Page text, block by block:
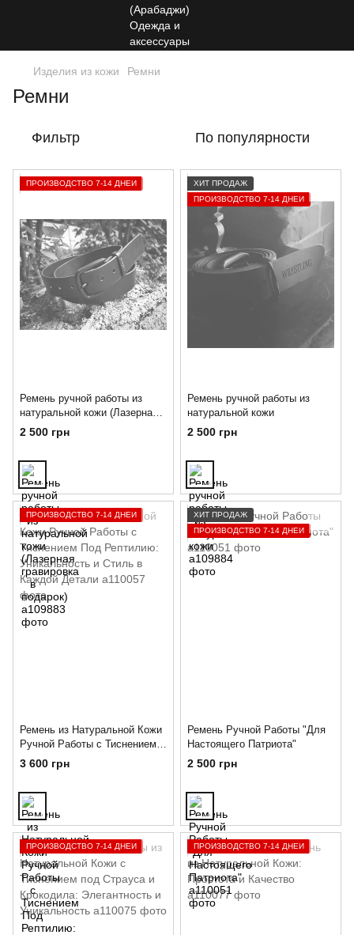
Изделия из кожи Ремни
Ремни
Фильтр По популярности
ПРОИЗВОДСТВО 7-14 ДНЕЙ
Ремень ручной работы из
натуральной кожи (Лазерная
гравировка в подарок)
2 500 грн
ХИТ ПРОДАЖ
ПРОИЗВОДСТВО 7-14 ДНЕЙ
Ремень ручной работы из
натуральной кожи
2 500 грн
ПРОИЗВОДСТВО 7-14 ДНЕЙ
Ремень из Натуральной Кожи
Ручной Работы с Тиснением
Под Рептилию: Уникальность
и Стиль в Каждой Детали
3 600 грн
ХИТ ПРОДАЖ
ПРОИЗВОДСТВО 7-14 ДНЕЙ
Ремень Ручной Работы "Для
Настоящего Патриота"
2 500 грн
ПРОИЗВОДСТВО 7-14 ДНЕЙ ПРОИЗВОДСТВО 7-14 ДНЕЙ